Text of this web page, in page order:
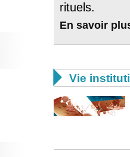
rituels.
En savoir
 Vie